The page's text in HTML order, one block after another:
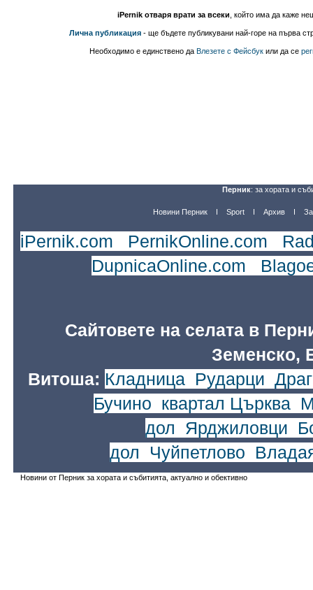
iPernik отваря врати за всеки , който има да каже
Лична публикация - ще бъдете публикувани най-горе на първа
Необходимо е единствено да Влезете с Фейсбукили да се
Перник: за хората и
Новини Перник Sport Архив
iPernik.com PernikOnline.com
DupnicaOnline.com
Сайтовете на селата в
Земенско,
Витоша: Кладница, Рударци
Бучино квартал Църква
дол
Ярджиловци
дол
Чуйпетлово
Новини от Перник за хората и събитията, актуално и обективно